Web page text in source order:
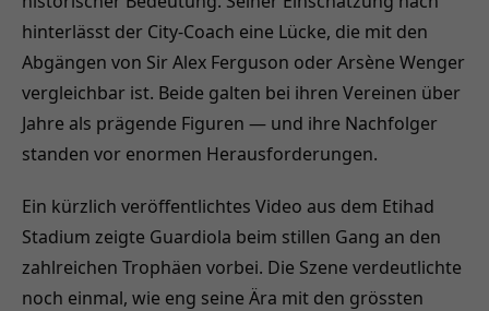
hinterlässt der City-Coach eine Lücke, die mit den
Abgängen von Sir Alex Ferguson oder Arsène Wenger
vergleichbar ist. Beide galten bei ihren Vereinen über
Jahre als prägende Figuren — und ihre Nachfolger
standen vor enormen Herausforderungen.
Ein kürzlich veröffentlichtes Video aus dem Etihad
Stadium zeigte Guardiola beim stillen Gang an den
zahlreichen Trophäen vorbei. Die Szene verdeutlichte
noch einmal, wie eng seine Ära mit den grössten